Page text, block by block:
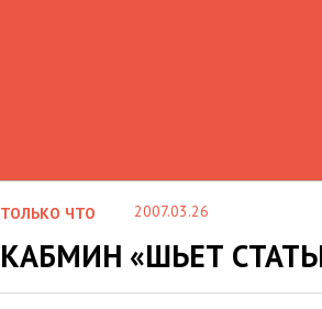
ТОЛЬКО ЧТО 2007.03.26
КАБМИН «ШЬЕТ